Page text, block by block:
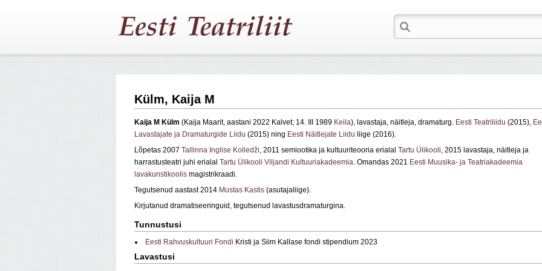
Külm, Kaija M
Kaija M Külm (Kaija Maarit, aastani 2022 Kalvet; 14. III 1989 Keila), lavastaja, näitleja, dramaturg. Eesti Teatriliidu (2015),
Lavastajate ja Dramaturgide Liidu (2015) ning Eesti Näitlejate Liidu liige (2016).
Lõpetas 2007 Tallinna Inglise Kolledži, 2011 semiootika ja kultuuriteooria erialal Tartu Ülikooli, 2015 lavastaja, näitleja ja
harrastusteatri juhi erialal Tartu Ülikooli Viljandi Kultuuriakadeemia. Omandas 2021 Eesti Muusika- ja Teatriakadeemia
lavakunstikoolis magistrikraadi.
Tegutsenud aastast 2014 Mustas Kastis (asutajaliige).
Kirjutanud dramatiseeringuid, tegutsenud lavastusdramaturgina.
Tunnustusi
Eesti Rahvuskultuuri Fondi Kristi ja Siim Kallase fondi stipendium 2023
Lavastusi